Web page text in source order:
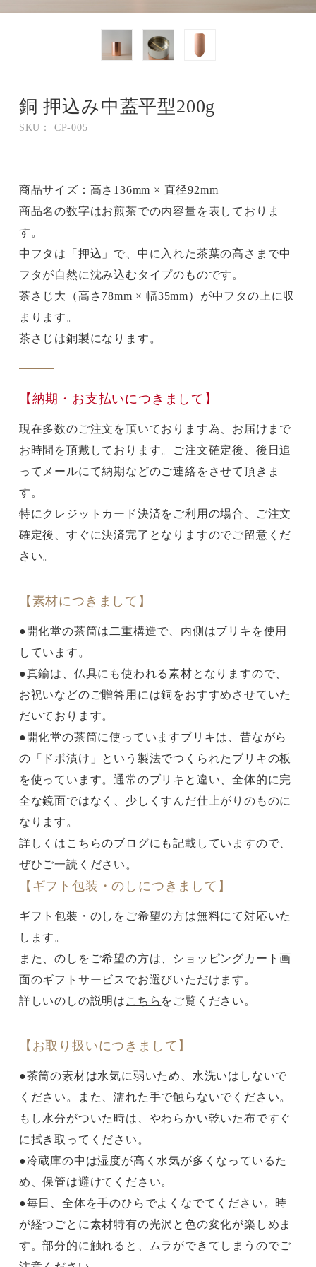
銅 押込み中蓋平型200g
SKU： CP-005
商品サイズ：高さ136mm × 直径92mm
商品名の数字はお煎茶での内容量を表しておりま
す。
中フタは「押込」で、中に入れた茶葉の高さまで中
フタが自然に沈み込むタイプのものです。
茶さじ大（高さ78mm × 幅35mm）が中フタの上に収
まります。
茶さじは銅製になります。
【納期・お支払いにつきまして】
現在多数のご注文を頂いております為、お届けまで
お時間を頂戴しております。ご注文確定後、後日追
ってメールにて納期などのご連絡をさせて頂きま
す。
特にクレジットカード決済をご利用の場合、ご注文
確定後、すぐに決済完了となりますのでご留意くだ
さい。
【素材につきまして】
●開化堂の茶筒は二重構造で、内側はブリキを使用
しています。
●真鍮は、仏具にも使われる素材となりますので、
お祝いなどのご贈答用には銅をおすすめさせていた
だいております。
●開化堂の茶筒に使っていますブリキは、昔ながら
の「ドボ漬け」という製法でつくられたブリキの板
を使っています。通常のブリキと違い、全体的に完
全な鏡面ではなく、少しくすんだ仕上がりのものに
なります。
詳しくは こちらのブログにも記載していますので、
ぜひご一読ください。
【ギフト包装・のしにつきまして】
ギフト包装・のしをご希望の方は無料にて対応いた
します。
また、のしをご希望の方は、ショッピングカート画
面のギフトサービスでお選びいただけます。
詳しいのしの説明は こちら をご覧ください。
【お取り扱いにつきまして】
●茶筒の素材は水気に弱いため、水洗いはしないで
ください。また、濡れた手で触らないでください。
もし水分がついた時は、やわらかい乾いた布ですぐ
に拭き取ってください。
●冷蔵庫の中は湿度が高く水気が多くなっているた
め、保管は避けてください。
●毎日、全体を手のひらでよくなでてください。時
が経つごとに素材特有の光沢と色の変化が楽しめま
す。部分的に触れると、ムラができてしまうのでご